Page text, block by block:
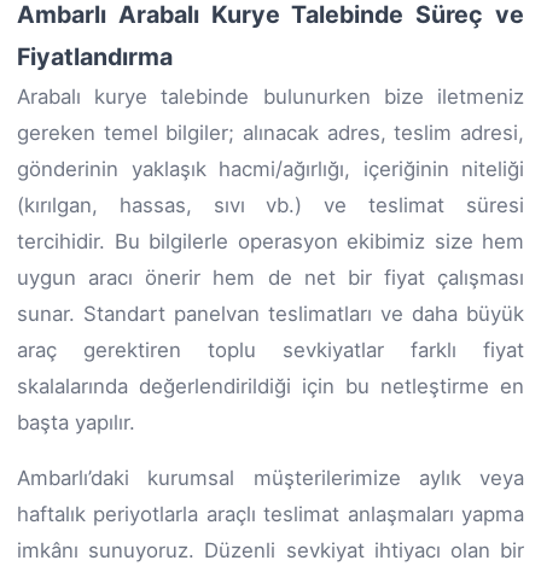
Ambarlı Arabalı Kurye Talebinde Süreç ve
Fiyatlandırma
Arabalı kurye talebinde bulunurken bize iletmeniz
gereken temel bilgiler; alınacak adres, teslim adresi,
gönderinin yaklaşık hacmi/ağırlığı, içeriğinin niteliği
(kırılgan, hassas, sıvı vb.) ve teslimat süresi
tercihidir. Bu bilgilerle operasyon ekibimiz size hem
uygun aracı önerir hem de net bir fiyat çalışması
sunar. Standart panelvan teslimatları ve daha büyük
araç gerektiren toplu sevkiyatlar farklı fiyat
skalalarında değerlendirildiği için bu netleştirme en
başta yapılır.
Ambarlı’daki kurumsal müşterilerimize aylık veya
haftalık periyotlarla araçlı teslimat anlaşmaları yapma
imkânı sunuyoruz. Düzenli sevkiyat ihtiyacı olan bir